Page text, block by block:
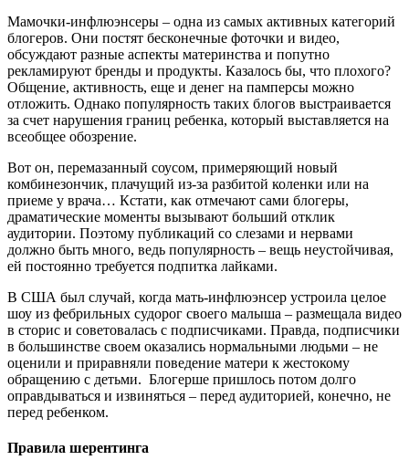
Мамочки-инфлюэнсеры – одна из самых активных категорий
блогеров. Они постят бесконечные фоточки и видео,
обсуждают разные аспекты материнства и попутно
рекламируют бренды и продукты. Казалось бы, что плохого?
Общение, активность, еще и денег на памперсы можно
отложить. Однако популярность таких блогов выстраивается
за счет нарушения границ ребенка, который выставляется на
всеобщее обозрение.
Вот он, перемазанный соусом, примеряющий новый
комбинезончик, плачущий из-за разбитой коленки или на
приеме у врача… Кстати, как отмечают сами блогеры,
драматические моменты вызывают больший отклик
аудитории. Поэтому публикаций со слезами и нервами
должно быть много, ведь популярность – вещь неустойчивая,
ей постоянно требуется подпитка лайками.
В США был случай, когда мать-инфлюэнсер устроила целое
шоу из фебрильных судорог своего малыша – размещала видео
в сторис и советовалась с подписчиками. Правда, подписчики
в большинстве своем оказались нормальными людьми – не
оценили и приравняли поведение матери к жестокому
обращению с детьми. Блогерше пришлось потом долго
оправдываться и извиняться – перед аудиторией, конечно, не
перед ребенком.
Правила шерентинга